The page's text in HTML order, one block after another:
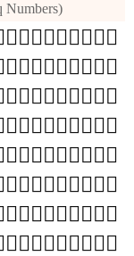
Numbers)
𞰀
𞰁
𞰂
𞰃
𞰄
𞰅
𞰆
𞰇
𞰈
𞰞
𞰟
𞰠
𞰡
𞰢
𞰣
𞰤
𞰥
𞰦
𞰼
𞰽
𞰾
𞰿
𞱀
𞱁
𞱂
𞱃
𞱄
𞱚
𞱛
𞱜
𞱝
𞱞
𞱟
𞱠
𞱡
𞱢
𞱸
𞱹
𞱺
𞱻
𞱼
𞱽
𞱾
𞱿
𞲀
𞲖
𞲗
𞲘
𞲙
𞲚
𞲛
𞲜
𞲝
𞲞
𞲴
𞲵
𞲶
𞲷
𞲸
𞲹
𞲺
𞲻
𞲼
𞳒
𞳓
𞳔
𞳕
𞳖
𞳗
𞳘
𞳙
𞳚